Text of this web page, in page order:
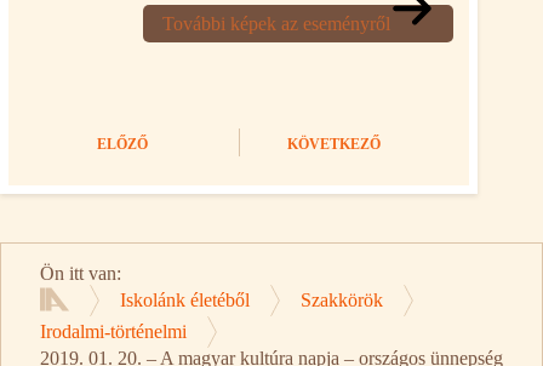
További képek az eseményről
ELŐZŐ KÖVETKEZŐ
Ön itt van:
Kezdőlap
Iskolánk életéből
Szakkörök
Irodalmi-történelmi
2019. 01. 20. – A magyar kultúra napja – országos ünnepség